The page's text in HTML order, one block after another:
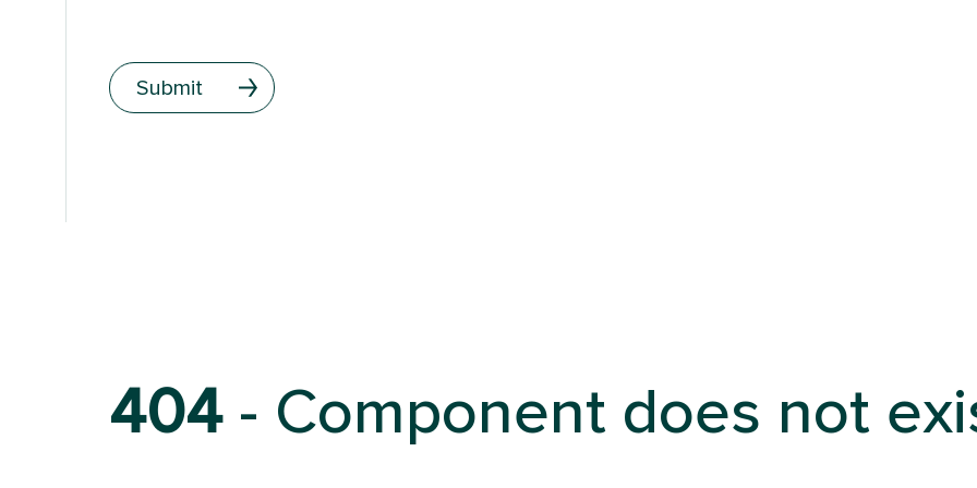
Submit
404- Component does not